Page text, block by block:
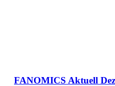
FANOMICS Aktuell